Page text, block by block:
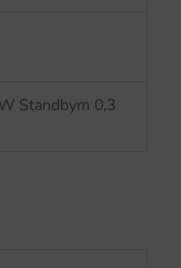
Standbym 0,3